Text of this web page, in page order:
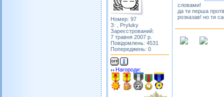
Номер: 97
З: , Pryluky
Зареєстрований:
7 травня 2007 р.
Повідомлень: 4531
Попереджень: 0
Нагороди:
словами!
да ти перша
розказав! но ти